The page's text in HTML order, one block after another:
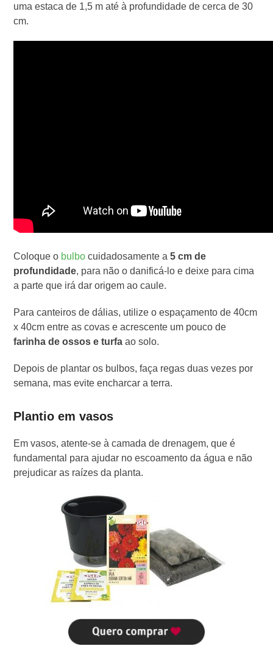
uma estaca de 1,5 m até à profundidade de cerca de 30
cm.
Coloque o bulbo cuidadosamente a5 cm de
profundidade, para não o danificá-lo e deixe para cima
a parte que irá dar origem ao caule.
Para canteiros de dálias, utilize o espaçamento de 40cm
x 40cm entre as covas e acrescente um pouco de
farinha de ossos e turfa ao solo.
Depois de plantar os bulbos, faça regas duas vezes por
semana, mas evite encharcar a terra.
Plantio em vasos
Em vasos, atente-se à camada de drenagem, que é
fundamental para ajudar no escoamento da água e não
prejudicar as raízes da planta.